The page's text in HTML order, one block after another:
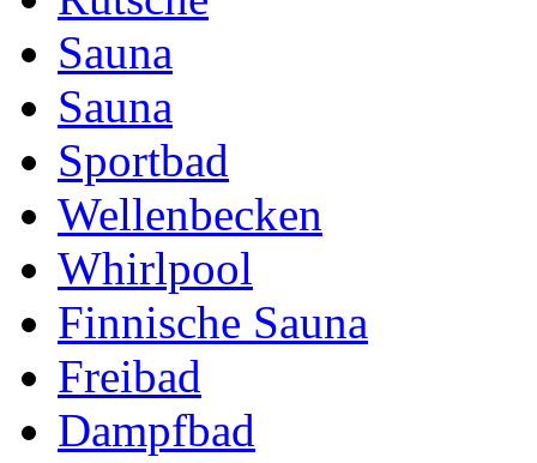
Sauna
Sauna
Sportbad
Wellenbecken
Whirlpool
Finnische Sauna
Freibad
Dampfbad